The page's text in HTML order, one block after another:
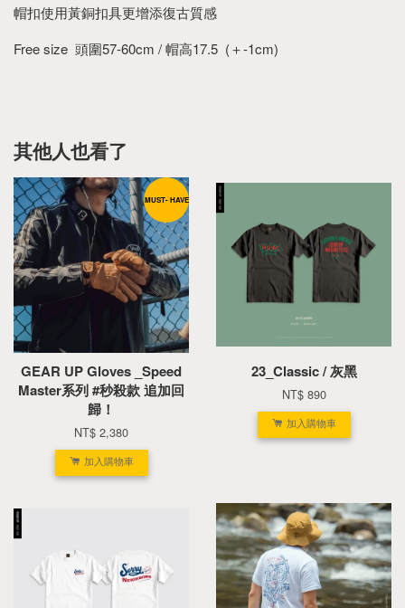
帽扣使用黃銅扣具更增添復古質感
Free size 頭圍57-60cm / 帽高17.5 (＋-1cm)
其他人也看了
MUST- HAVE
GEAR UP Gloves _Speed
Master系列 #秒殺款 追加回
歸！
NT$ 2,380
加入購物車
23_Classic / 灰黑
NT$ 890
加入購物車